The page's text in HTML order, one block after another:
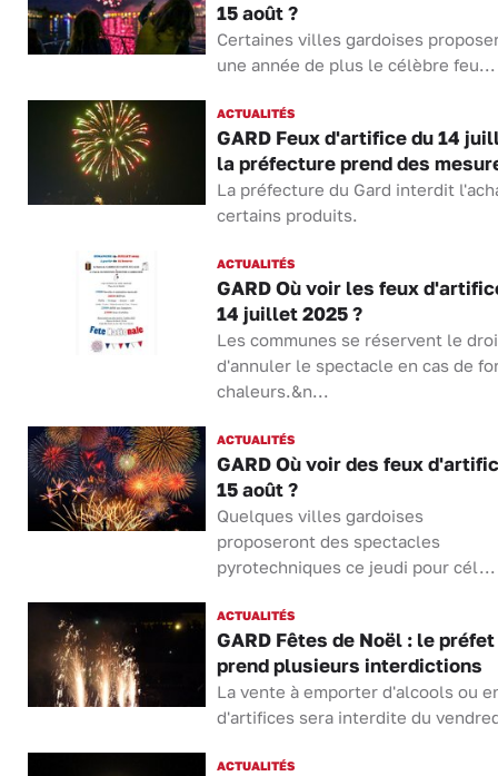
15 août ?
Certaines villes gardoises
une année de plus le célèbre feu...
ACTUALITÉS
GARD Feux d'artifice du 14
la préfecture prend des
La préfecture du Gard interdit
certains produits.
ACTUALITÉS
GARD Où voir les feux
14 juillet 2025 ?
Les communes se réservent le
d'annuler le spectacle en cas de
chaleurs.&n...
ACTUALITÉS
GARD Où voir des feux
15 août ?
Quelques villes gardoises
proposeront des spectacles
pyrotechniques ce jeudi pour cél...
ACTUALITÉS
GARD Fêtes de Noël : le préfet
prend plusieurs interdictions
La vente à emporter d'alcools ou
d'artifices sera interdite du
ACTUALITÉS